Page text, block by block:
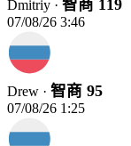
Dmitriy · 智商 119
07/08/26 3:46
Drew · 智商 95
07/08/26 1:25